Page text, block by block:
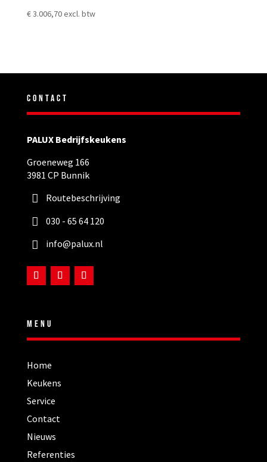
€3.006,70excl. btw
CONTACT
PALUX Bedrijfskeukens
Groeneweg 166
3981 CP Bunnik
Routebeschrijving
030 - 65 64 120
info@palux.nl
MENU
Home
Keukens
Service
Contact
Nieuws
Referenties